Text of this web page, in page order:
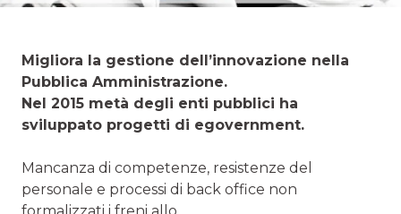
Migliora la gestione dell’innovazione nella
Pubblica Amministrazione.
Nel 2015 metà degli enti pubblici ha
sviluppato progetti di egovernment.
Mancanza di competenze, resistenze del
personale e processi di back office non
formalizzati i freni allo